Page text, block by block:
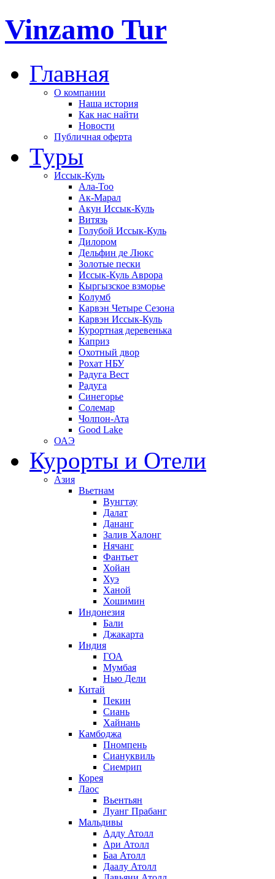
Vinzamo Tur
Главная
О компании
Наша история
Как нас найти
Новости
Публичная оферта
Туры
Иссык-Куль
Ала-Тоо
Ак-Марал
Акун Иссык-Куль
Витязь
Голубой Иссык-Куль
Дилором
Дельфин де Люкс
Золотые пески
Иссык-Куль Аврора
Кыргызское взморье
Колумб
Карвэн Четыре Сезона
Карвэн Иссык-Куль
Курортная деревенька
Каприз
Охотный двор
Рохат НБУ
Радуга Вест
Радуга
Синегорье
Солемар
Чолпон-Ата
Good Lake
ОАЭ
Курорты и Отели
Азия
Вьетнам
Вунгтау
Далат
Дананг
Залив Халонг
Нячанг
Фантьет
Хойан
Хуэ
Ханой
Хошимин
Индонезия
Бали
Джакарта
Индия
ГОА
Мумбая
Нью Дели
Китай
Пекин
Сиань
Хайнань
Камбоджа
Пномпень
Сиануквиль
Сиемрип
Корея
Лаос
Вьентьян
Луанг Прабанг
Мальдивы
Адду Атолл
Ари Атолл
Баа Атолл
Даалу Атолл